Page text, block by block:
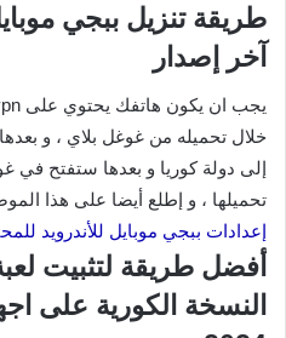
طريقة تنزيل ببجي
آخر إصدار
إلى دولة كوريا و بعدها ستفتح في
تحميلها ، و إطلع أيضا على هذا
إعدادات ببجي موبايل للأندرويد
أفضل طريقة لتثبيت
النسخة الكورية على